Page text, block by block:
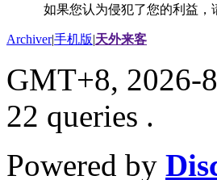
如果您认为侵犯了您的利益，
Archiver|手机版|天外来客
GMT+8, 2026-
22 queries .
Powered by